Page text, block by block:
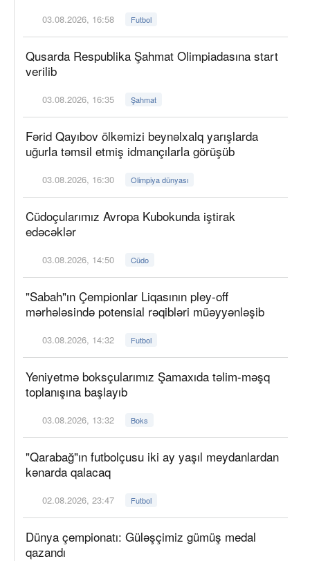
03.08.2026, 16:58 Futbol
Qusarda Respublika Şahmat Olimpiadasına start
verilib
03.08.2026, 16:35 Şahmat
Fərid Qayıbov ölkəmizi beynəlxalq yarışlarda
uğurla təmsil etmiş idmançılarla görüşüb
03.08.2026, 16:30 Olimpiya dünyası
Cüdoçularımız Avropa Kubokunda iştirak
edəcəklər
03.08.2026, 14:50 Cüdo
"Sabah"ın Çempionlar Liqasının pley-off
mərhələsində potensial rəqibləri müəyyənləşib
03.08.2026, 14:32 Futbol
Yeniyetmə boksçularımız Şamaxıda təlim-məşq
toplanışına başlayıb
03.08.2026, 13:32 Boks
"Qarabağ"ın futbolçusu iki ay yaşıl meydanlardan
kənarda qalacaq
02.08.2026, 23:47 Futbol
Dünya çempionatı: Güləşçimiz gümüş medal
qazandı